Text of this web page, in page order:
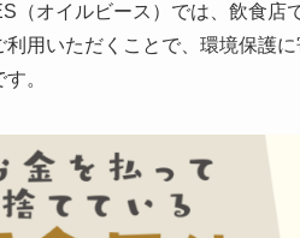
（オイルビース）では、飲食店
利用いただくことで、環境保護に
。